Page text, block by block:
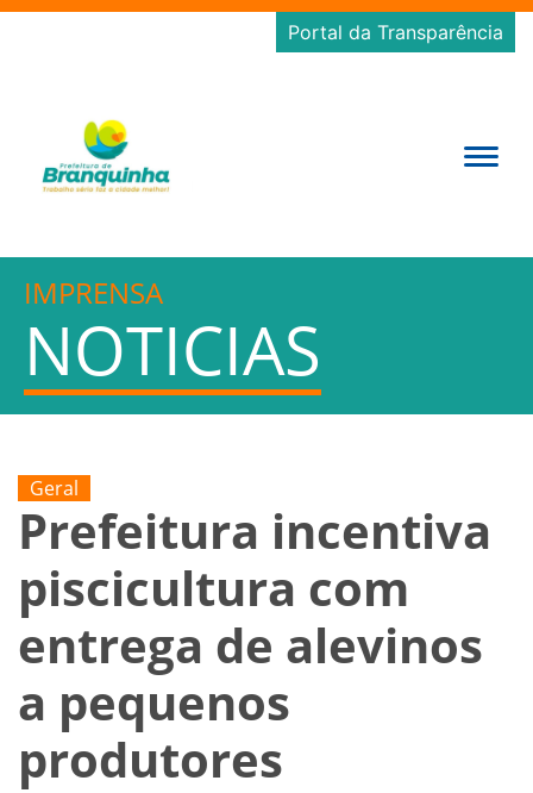
Portal da Transparência
IMPRENSA
NOTICIAS
Geral
Prefeitura incentiva
piscicultura com
entrega de alevinos
a pequenos
produtores